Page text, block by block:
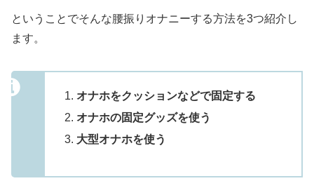
ということでそんな腰振りオナニーする方法を3つ紹介し
ます。
オナホをクッションなどで固定する
オナホの固定グッズを使う
大型オナホを使う